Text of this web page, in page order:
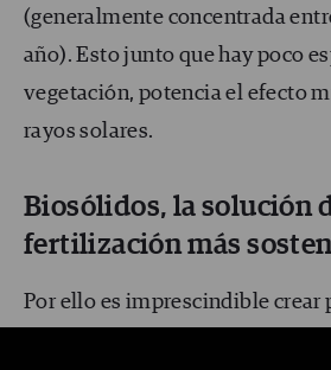
(generalmente concentrada
año). Esto junto que hay poco
vegetación, potencia el efecto
rayos solares.
Biosólidos, la solución
fertilización más
Por ello es imprescindible crear